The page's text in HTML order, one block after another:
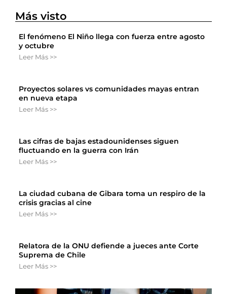
Más visto
El fenómeno El Niño llega con fuerza entre agosto
y octubre
Leer Más >>
Proyectos solares vs comunidades mayas entran
en nueva etapa
Leer Más >>
Las cifras de bajas estadounidenses siguen
fluctuando en la guerra con Irán
Leer Más >>
La ciudad cubana de Gibara toma un respiro de la
crisis gracias al cine
Leer Más >>
Relatora de la ONU defiende a jueces ante Corte
Suprema de Chile
Leer Más >>